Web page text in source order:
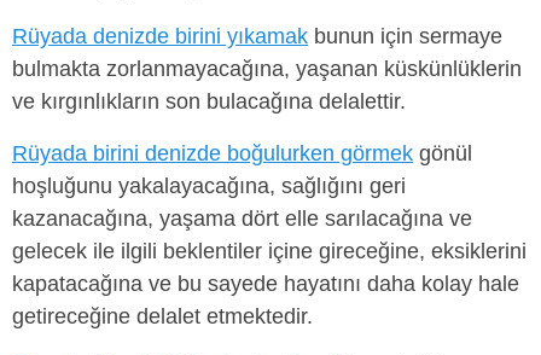
Rüyada denizde birini yıkamak bunun için sermaye
bulmakta zorlanmayacağına, yaşanan küskünlüklerin
ve kırgınlıkların son bulacağına delalettir.
Rüyada birini denizde boğulurken görmek gönül
hoşluğunu yakalayacağına, sağlığını geri
kazanacağına, yaşama dört elle sarılacağına ve
gelecek ile ilgili beklentiler içine gireceğine, eksiklerini
kapatacağına ve bu sayede hayatını daha kolay hale
getireceğine delalet etmektedir.